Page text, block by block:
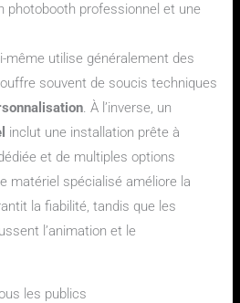
photobooth professionnel et une
utilise généralement des
souvent de soucis techniques
. À l’inverse, un
inclut une installation prête à
et de multiples options
matériel spécialisé améliore la
la fiabilité, tandis que les
l’animation et le
les publics